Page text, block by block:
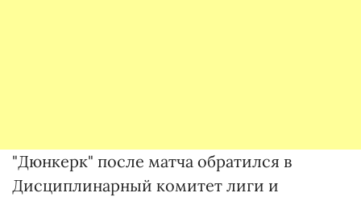
"Дюнкерк" после матча обратился в
Дисциплинарный комитет лиги и